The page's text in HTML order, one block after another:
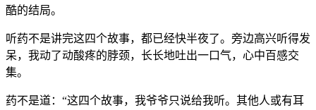
酷的结局。
听药不是讲完这四个故事，都已经快半夜了。旁边高兴听得发
呆，我动了动酸疼的脖颈，长长地吐出一口气，心中百感交
集。
药不是道：“这四个故事，我爷爷只说给我听。其他人或有耳